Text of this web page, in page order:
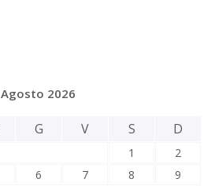
Agosto 2026
G V S D
1
2
6 7 8
9